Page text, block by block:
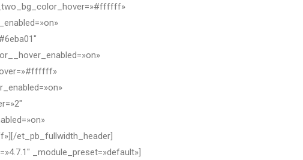
et_pb_fullwidth_header]
_module_preset=»default»]